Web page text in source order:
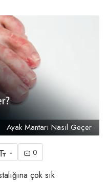
Ayak Mantarı Nasıl Geçer
- 0
çok sık